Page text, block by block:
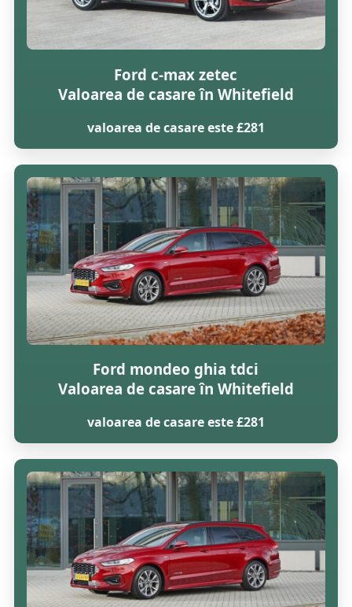
Ford c-max zetec
Valoarea de casare în Whitefield
valoarea de casare este £281
Ford mondeo ghia tdci
Valoarea de casare în Whitefield
valoarea de casare este £281